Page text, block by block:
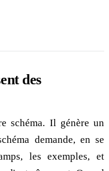
des
schéma. Il génère un
demande, en se
les exemples, et